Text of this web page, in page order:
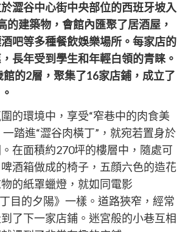
於澀谷中心街中央部位的西班牙坡入
的建築物，會館內匯聚了居酒屋，
吧等多種餐飲娛樂場所。每家店的
長年受到學生和年輕白領的青睐。
的2層，聚集了16家店鋪，成立了
的環境中，享受“窄巷中的肉食美
一踏進“澀谷肉橫丁”，就宛若置身於
在面積約270坪的樓層中，隨處可
酒箱做成的椅子，五顔六色的造花
的紙罩蠟燈，就如同電影
丁目的夕陽》一樣。道路狹窄，經常
了下一家店鋪。迷宮般的小巷互相